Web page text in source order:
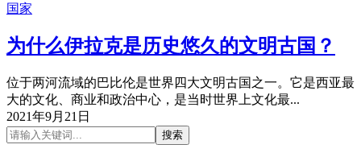
国家
为什么伊拉克是历史悠久的文明古国？
位于两河流域的巴比伦是世界四大文明古国之一。它是西亚最
大的文化、商业和政治中心，是当时世界上文化最...
2021年9月21日
搜索